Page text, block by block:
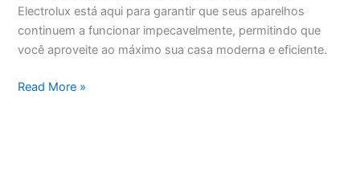
Electrolux está aqui para garantir que seus aparelhos
continuem a funcionar impecavelmente, permitindo que
você aproveite ao máximo sua casa moderna e eficiente.
Assistência
Read More »